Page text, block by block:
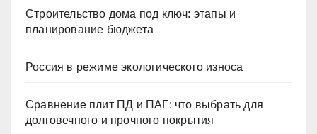
Строительство дома под ключ: этапы и
планирование бюджета
Россия в режиме экологического износа
Сравнение плит ПД и ПАГ: что выбрать для
долговечного и прочного покрытия